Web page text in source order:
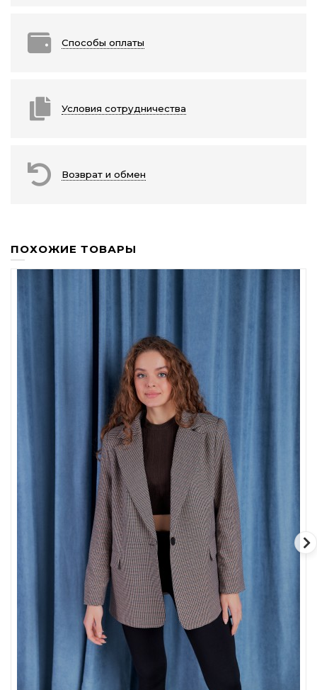
Способы оплаты
Условия сотрудничества
Возврат и обмен
ПОХОЖИЕ ТОВАРЫ